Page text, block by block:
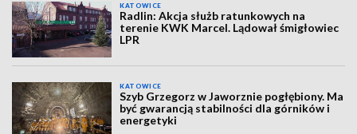
KATOWICE
Radlin: Akcja służb ratunkowych na
terenie KWK Marcel. Lądował śmigłowiec
LPR
KATOWICE
Szyb Grzegorz w Jaworznie pogłębiony. Ma
być gwarancją stabilności dla górników i
energetyki